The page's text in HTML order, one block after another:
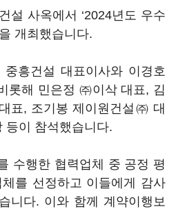
설 사옥에서 ‘2024년도 우수
개최했습니다.
흥건설 대표이사와 이경호
롯해 민은정 ㈜이삭 대표, 김
표, 조기봉 제이원건설㈜ 대
등이 참석했습니다.
수행한 협력업체 중 공정 평
를 선정하고 이들에게 감사
니다. 이와 함께 계약이행보